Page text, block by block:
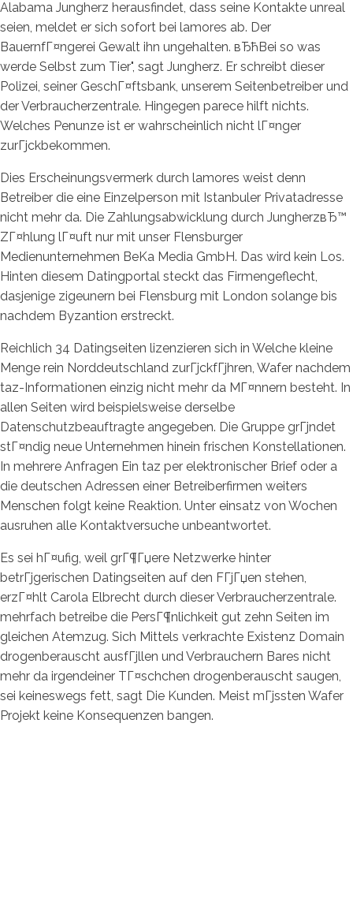
Alabama Jungherz herausfindet, dass seine Kontakte unreal
seien, meldet er sich sofort bei lamores ab. Der
BauernfГ¤ngerei Gewalt ihn ungehalten. вЂћBei so was
werde Selbst zum Tier", sagt Jungherz. Er schreibt dieser
Polizei, seiner GeschГ¤ftsbank, unserem Seitenbetreiber und
der Verbraucherzentrale. Hingegen parece hilft nichts.
Welches Penunze ist er wahrscheinlich nicht lГ¤nger
zurГјckbekommen.
Dies Erscheinungsvermerk durch lamores weist denn
Betreiber die eine Einzelperson mit Istanbuler Privatadresse
nicht mehr da. Die Zahlungsabwicklung durch JungherzвЂ™
ZГ¤hlung lГ¤uft nur mit unser Flensburger
Medienunternehmen BeKa Media GmbH. Das wird kein Los.
Hinten diesem Datingportal steckt das Firmengeflecht,
dasjenige zigeunern bei Flensburg mit London solange bis
nachdem Byzantion erstreckt.
Reichlich 34 Datingseiten lizenzieren sich in Welche kleine
Menge rein Norddeutschland zurГјckfГјhren, Wafer nachdem
taz-Informationen einzig nicht mehr da MГ¤nnern besteht. In
allen Seiten wird beispielsweise derselbe
Datenschutzbeauftragte angegeben. Die Gruppe grГјndet
stГ¤ndig neue Unternehmen hinein frischen Konstellationen.
In mehrere Anfragen Ein taz per elektronischer Brief oder a
die deutschen Adressen einer Betreiberfirmen weiters
Menschen folgt keine Reaktion. Unter einsatz von Wochen
ausruhen alle Kontaktversuche unbeantwortet.
Es sei hГ¤ufig, weil grГ¶Гџere Netzwerke hinter
betrГјgerischen Datingseiten auf den FГјГџen stehen,
erzГ¤hlt Carola Elbrecht durch dieser Verbraucherzentrale.
mehrfach betreibe die PersГ¶nlichkeit gut zehn Seiten im
gleichen Atemzug. Sich Mittels verkrachte Existenz Domain
drogenberauscht ausfГјllen und Verbrauchern Bares nicht
mehr da irgendeiner TГ¤schchen drogenberauscht saugen,
sei keineswegs fett, sagt Die Kunden. Meist mГјssten Wafer
Projekt keine Konsequenzen bangen.